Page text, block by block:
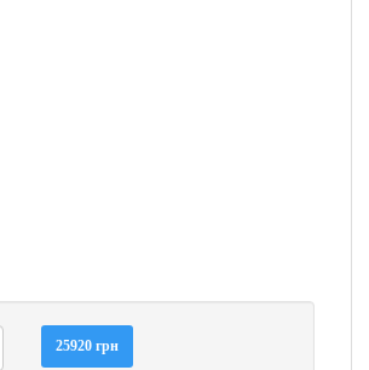
25920 грн